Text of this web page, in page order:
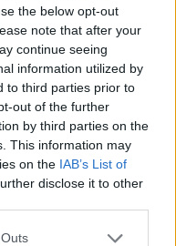
the below opt-out
note that after your
continue seeing
information utilized by
to third parties prior to
out of the further
by third parties on the
This information may
on the IAB’s List of
disclose it to other
one or more Google
σχολιασμού
ΠΡΟΣΘΗΚΗ